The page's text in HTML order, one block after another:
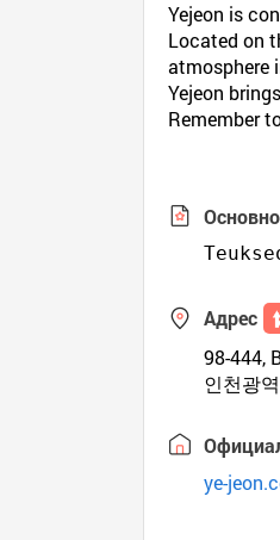
Yejeon is
Located on
atmosphere
Yejeon
Remember
Адрес
98-444,
인천광
ye-